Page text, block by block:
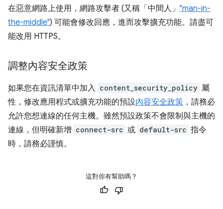
在惡意網路上使用，網路攻擊者 (又稱「中間人」 "man-in-
the-middle") 可能會修改回應，進而攻擊擴充功能。請盡可
能改用 HTTPS。
調整內容安全政策
如果您在資訊清單中加入 content_security_policy 屬
性，修改應用程式或擴充功能的預設內容安全政策 ，請務必
允許您想連線的任何主機。雖然預設政策不會限制與主機的
連線，但明確新增 connect-src 或 default-src 指令
時，請務必謹慎。
這對你有幫助嗎？